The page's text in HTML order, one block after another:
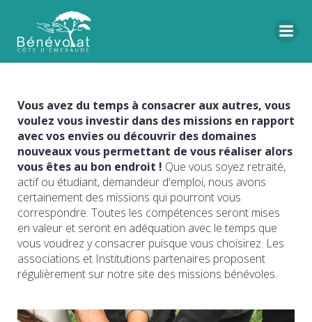
Vous avez du temps à consacrer aux autres, vous
voulez vous investir dans des missions en rapport
avec vos envies ou découvrir des domaines
nouveaux vous permettant de vous réaliser alors
vous êtes au bon endroit ! Que vous soyez retraité,
actif ou étudiant, demandeur d'emploi, nous avons
certainement des missions qui pourront vous
correspondre. Toutes les compétences seront mises
en valeur et seront en adéquation avec le temps que
vous voudrez y consacrer puisque vous choisirez. Les
associations et Institutions partenaires proposent
régulièrement sur notre site des missions bénévoles.